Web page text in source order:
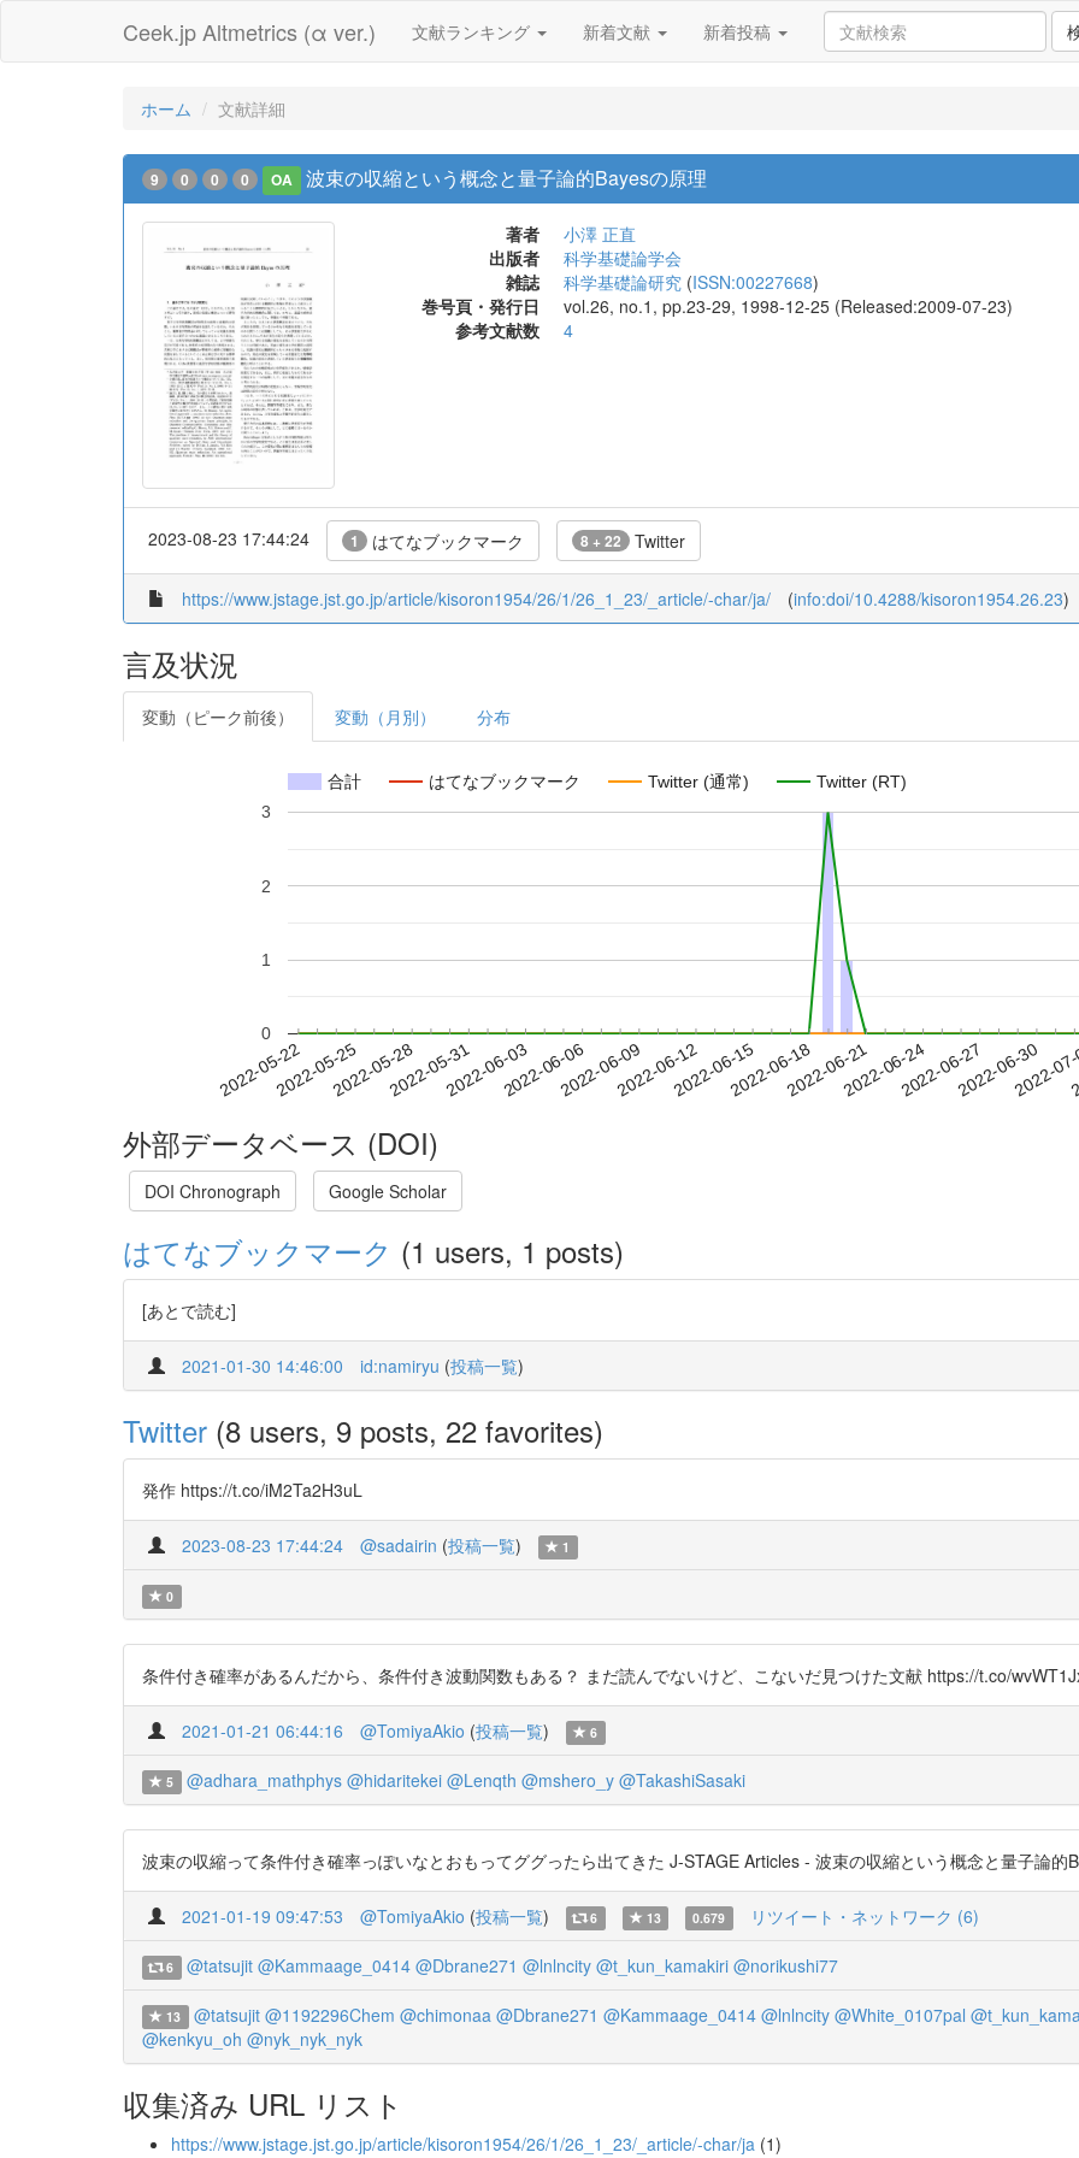
Ceek.jp Altmetrics (α ver.) 文献ランキング 新着文献 新着投稿
ホーム 文献詳細
9 0 0 0 OA 波束の収縮という概念と量子論的Bayesの原理
著者
小澤 正直
出版者
科学基礎論学会
雑誌
科学基礎論研究 (ISSN:00227668)
巻号頁・発行日
vol.26, no.1, pp.23-29, 1998-12-25 (Released:2009-07-23)
参考文献数
4
2023-08-23 17:44:24 1 はてなブックマーク 8 + 22 Twitter
https://www.jstage.jst.go.jp/article/kisoron1954/26/1/26_1_23/_article/-char/ja/ (info:doi/10.4288/kisoron1954.26.23)
言及状況
変動（ピーク前後） 変動（月別） 分布
合計 はてなブックマーク Twitter (通常) Twitter (RT)
2022-05-222022-05-252022-05-282022-05-312022-06-032022-06-062022-06-092022-06-122022-06-152022-06-182022-06-212022-06-242022-06-272022-06-30
2022-
0
1
2
3
外部データベース (DOI)
DOI Chronograph Google Scholar
はてなブックマーク (1 users, 1 posts)
[あとで読む]
2021-01-30 14:46:00 id:namiryu (投稿一覧)
Twitter (8 users, 9 posts, 22 favorites)
発作 https://t.co/iM2Ta2H3uL
2023-08-23 17:44:24 @sadairin (投稿一覧) 1
0
条件付き確率があるんだから、条件付き波動関数もある？ まだ読んでないけど、こないだ見つけた文献 https://t.co/
2021-01-21 06:44:16 @TomiyaAkio (投稿一覧) 6
5 @adhara_mathphys @hidaritekei @Lenqth @mshero_y @TakashiSasaki
波束の収縮って条件付き確率っぽいなとおもってググったら出てきた J-STAGE Articles - 波束の収縮という概念と量子論
2021-01-19 09:47:53 @TomiyaAkio (投稿一覧) 6 13 0.679 リツイート・ネットワーク (6)
6 @tatsujit @Kammaage_0414 @Dbrane271 @lnlncity @t_kun_kamakiri @norikushi77
13 @tatsujit @1192296Chem @chimonaa @Dbrane271 @Kammaage_0414 @lnlncity @White_0107pal
@kenkyu_oh @nyk_nyk_nyk
収集済み URL リスト
https://www.jstage.jst.go.jp/article/kisoron1954/26/1/26_1_23/_article/-char/ja (1)